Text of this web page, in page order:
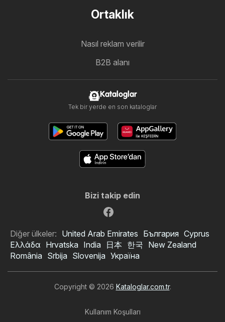
Ortaklık
Nasıl reklam verilir
B2B alanı
Kataloglar
Tek bir yerde en son kataloglar
Bizi takip edin
Diğer ülkeler: United Arab Emirates България Cyprus
Ελλάδα Hrvatska India 日本 한국 New Zealand
România Srbija Slovenija Україна
Copyright © 2026 Kataloglar.com.tr.
Kullanım Koşulları